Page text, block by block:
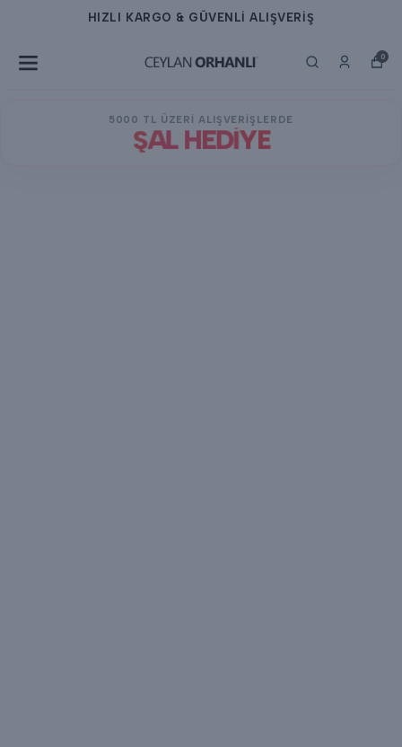
HIZLI KARGO & GÜVENLİ ALIŞVERİŞ
0
5000 TL ÜZERİ ALIŞVERİŞLERDE
ŞAL HEDİYE